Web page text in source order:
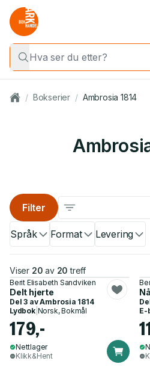
/ Bokserier / Ambrosia 1814
Språk Format Levering
Filter
Viser 20 av 20 treff
Berit Elisabeth Sandviken
Delt hjerte
Del 3 avAmbrosia 1814
Lydbok| Norsk, Bokmål
179,-
Nettlager
Klikk&Hent
E-